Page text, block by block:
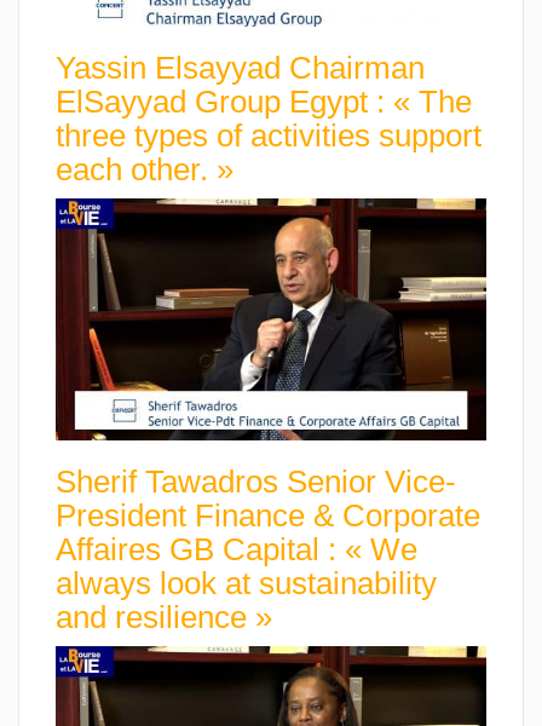
Yassin Elsayyad Chairman
ElSayyad Group Egypt : « The
three types of activities support
each other. »
Sherif Tawadros Senior Vice-
President Finance & Corporate
Affaires GB Capital : « We
always look at sustainability
and resilience »